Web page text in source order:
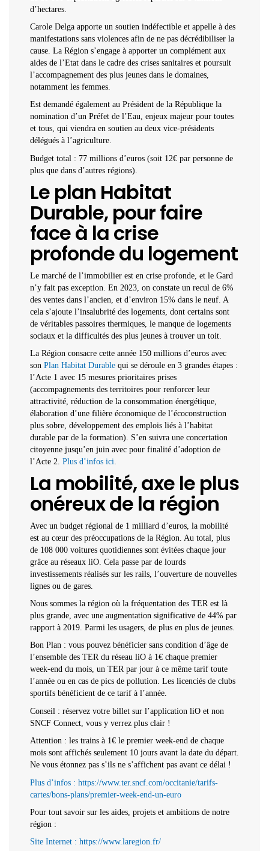
d’hectares.
Carole Delga apporte un soutien indéfectible et appelle à des
manifestations sans violences afin de ne pas décrédibiliser la
cause. La Région s’engage à apporter un complément aux
aides de l’Etat dans le cadre des crises sanitaires et poursuit
l’accompagnement des plus jeunes dans le domaines,
notamment les femmes.
Est demandé également au Président de la République la
nomination d’un Préfet de l’Eau, enjeux majeur pour toutes
et tous, qui viendra en soutien au deux vice-présidents
délégués à l’agriculture.
Budget total : 77 millions d’euros (soit 12€ par personne de
plus que dans d’autres régions).
Le plan Habitat
Durable, pour faire
face à la crise
profonde du logement
Le marché de l’immobilier est en crise profonde, et le Gard
n’y fait pas exception. En 2023, on constate un recul de 6%
des ventes dans l’ancien, et d’environ 15% dans le neuf. A
cela s’ajoute l’insalubrité des logements, dont certains sont
de véritables passoires thermiques, le manque de logements
sociaux et la difficultés des plus jeunes à trouver un toit.
La Région consacre cette année 150 millions d’euros avec
son Plan Habitat Durable qui se déroule en 3 grandes étapes :
l’Acte 1 avec 15 mesures prioritaires prises
(accompagnements des territoires pour renforcer leur
attractivité, réduction de la consommation énergétique,
élaboration d’une filière économique de l’écoconstruction
plus sobre, développement des emplois liés à l’habitat
durable par de la formation). S’en suivra une concertation
citoyenne jusqu’en juin avec pour finalité d’adoption de
l’Acte 2. Plus d’infos ici
La mobilité, axe le plus
onéreux de la région
Avec un budget régional de 1 milliard d’euros, la mobilité
est au cœur des préoccupations de la Région. Au total, plus
de 108 000 voitures quotidiennes sont évitées chaque jour
grâce au réseaux liO. Cela passe par de lourds
investissements réalisés sur les rails, l’ouverture de nouvelles
lignes ou de gares.
Nous sommes la région où la fréquentation des TER est là
plus grande, avec une augmentation significative de 44% par
rapport à 2019. Parmi les usagers, de plus en plus de jeunes.
Bon Plan : vous pouvez bénéficier sans condition d’âge de
l’ensemble des TER du réseau liO à 1€ chaque premier
week-end du mois, un TER par jour à ce même tarif toute
l’année ou en cas de pics de pollution. Les licenciés de clubs
sportifs bénéficient de ce tarif à l’année.
Conseil : réservez votre billet sur l’application liO et non
SNCF Connect, vous y verrez plus clair !
Attention : les trains à 1€ le premier week-end de chaque
mois sont affichés seulement 10 jours avant la date du départ.
Ne vous étonnez pas s’ils ne s’affichent pas avant ce délai !
Plus d’infos : https://www.ter.sncf.com/occitanie/tarifs-
cartes/bons-plans/premier-week-end-un-euro
Pour tout savoir sur les aides, projets et ambitions de notre
région :
Site Internet : https://www.laregion.fr/